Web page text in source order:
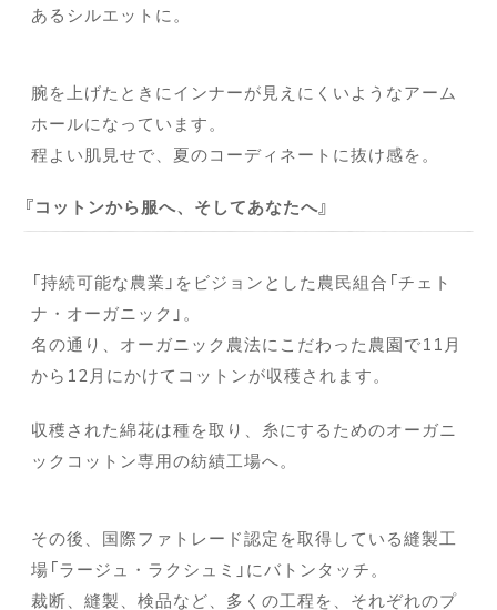
あるシルエットに。
腕を上げたときにインナーが見えにくいようなアーム
ホールになっています。
程よい肌見せで、夏のコーディネートに抜け感を。
コットンから服へ、そしてあなたへ
「持続可能な農業」をビジョンとした農民組合「チェト
ナ・オーガニック」。
名の通り、オーガニック農法にこだわった農園で11月
から12月にかけてコットンが収穫されます。
収穫された綿花は種を取り、糸にするためのオーガニ
ックコットン専用の紡績工場へ。
その後、国際ファトレード認定を取得している縫製工
場「ラージュ・ラクシュミ」にバトンタッチ。
裁断、縫製、検品など、多くの工程を、それぞれのプ